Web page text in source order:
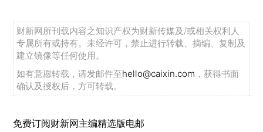
财新网所刊载内容之知识产权为财新传媒及/或相关权利人
专属所有或持有。未经许可，禁止进行转载、摘编、复制及
建立镜像等任何使用。
如有意愿转载，请发邮件至hello@caixin.com ，获得书面
确认及授权后，方可转载。
免费订阅财新网主编精选版电邮